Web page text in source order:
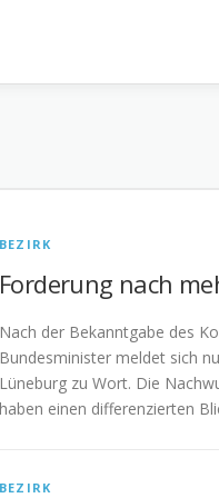
BEZIRK
Forderung nach
Nach der Bekanntgabe des
Bundesminister meldet sich
Lüneburg zu Wort. Die
haben einen differenzierten
BEZIRK